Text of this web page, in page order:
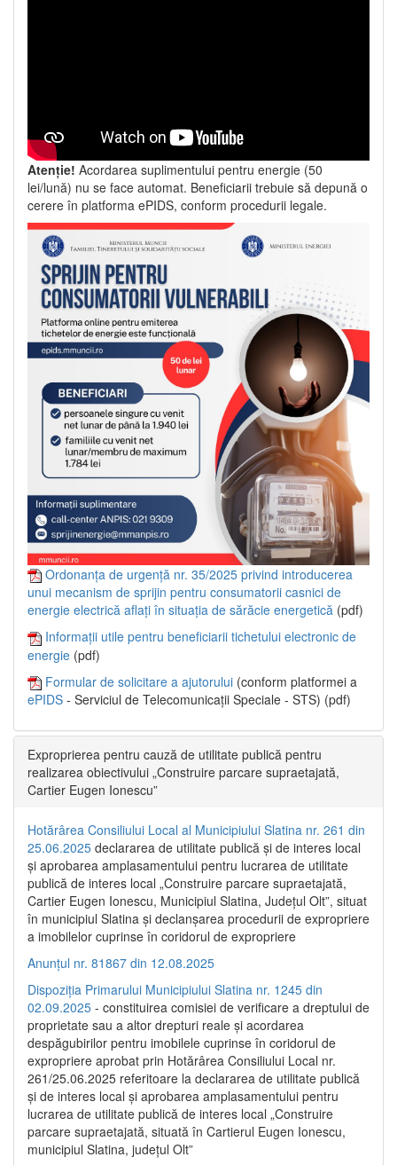
Atenție! Acordarea suplimentului pentru energie (50
lei/lună) nu se face automat. Beneficiarii trebuie să depună o
cerere în platforma ePIDS, conform procedurii legale.
Ordonanța de urgență nr. 35/2025 privind introducerea
unui mecanism de sprijin pentru consumatorii casnici de
energie electrică aflați în situația de sărăcie energetică (pdf)
Informații utile pentru beneficiarii tichetului electronic de
energie (pdf)
Formular de solicitare a ajutorului (conform platformei a
ePIDS - Serviciul de Telecomunicații Speciale - STS) (pdf)
Exproprierea pentru cauză de utilitate publică pentru
realizarea obiectivului „Construire parcare supraetajată,
Cartier Eugen Ionescu”
Hotărârea Consiliului Local al Municipiului Slatina nr. 261 din
25.06.2025 declararea de utilitate publică și de interes local
și aprobarea amplasamentului pentru lucrarea de utilitate
publică de interes local „Construire parcare supraetajată,
Cartier Eugen Ionescu, Municipiul Slatina, Județul Olt”, situat
în municipiul Slatina și declanșarea procedurii de expropriere
a imobilelor cuprinse în coridorul de expropriere
Anunțul nr. 81867 din 12.08.2025
Dispoziția Primarului Municipiului Slatina nr. 1245 din
02.09.2025 - constituirea comisiei de verificare a dreptului de
proprietate sau a altor drepturi reale și acordarea
despăgubirilor pentru imobilele cuprinse în coridorul de
expropriere aprobat prin Hotărârea Consiliului Local nr.
261/25.06.2025 referitoare la declararea de utilitate publică
și de interes local și aprobarea amplasamentului pentru
lucrarea de utilitate publică de interes local „Construire
parcare supraetajată, situată în Cartierul Eugen Ionescu,
municipiul Slatina, județul Olt”